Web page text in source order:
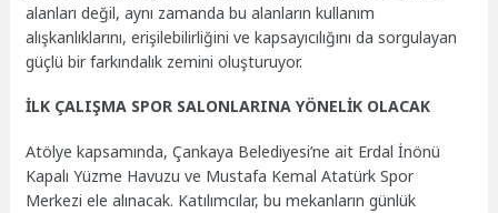
alanları değil, aynı zamanda bu alanların kullanım
alışkanlıklarını, erişilebilirliğini ve kapsayıcılığını da sorgulayan
güçlü bir farkındalık zemini oluşturuyor.
İLK ÇALIŞMA SPOR SALONLARINA YÖNELİK OLACAK
Atölye kapsamında, Çankaya Belediyesi’ne ait Erdal İnönü
Kapalı Yüzme Havuzu ve Mustafa Kemal Atatürk Spor
Merkezi ele alınacak. Katılımcılar, bu mekanların günlük